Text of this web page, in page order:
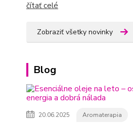
čítať celé
Zobraziť všetky novinky
Blog
20.06.2025 Aromaterapia